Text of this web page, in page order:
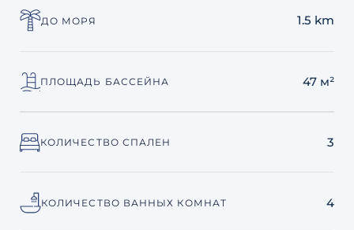
ДО МОРЯ 1.5 km
ПЛОЩАДЬ БАССЕЙНА 47 м²
КОЛИЧЕСТВО СПАЛЕН 3
КОЛИЧЕСТВО ВАННЫХ КОМНАТ 4